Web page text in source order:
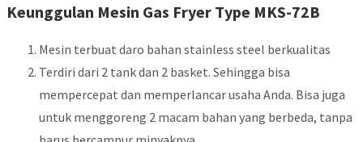
Keunggulan Mesin Gas Fryer Type MKS-72B
Mesin terbuat daro bahan stainless steel berkualitas
Terdiri dari 2 tank dan 2 basket. Sehingga bisa
mempercepat dan memperlancar usaha Anda. Bisa juga
untuk menggoreng 2 macam bahan yang berbeda, tanpa